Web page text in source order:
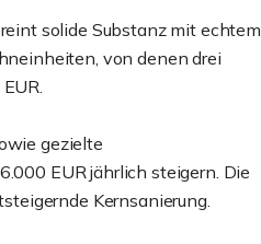
solide Substanz mit echtem
von denen drei
gezielte
EUR jährlich steigern. Die
Kernsanierung.